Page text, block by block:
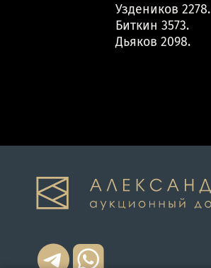
Уздеников 2278.
Биткин 3573.
Дьяков 2098.